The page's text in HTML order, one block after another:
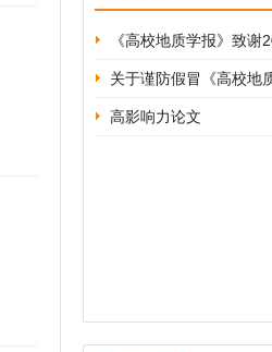
《高校地质学报》致谢
关于谨防假冒《高校地
高影响力论文